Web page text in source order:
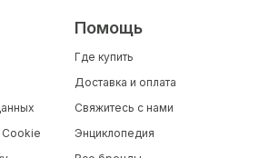
Помощь
Где купить
Доставка и оплата
Свяжитесь с нами
Энциклопедия